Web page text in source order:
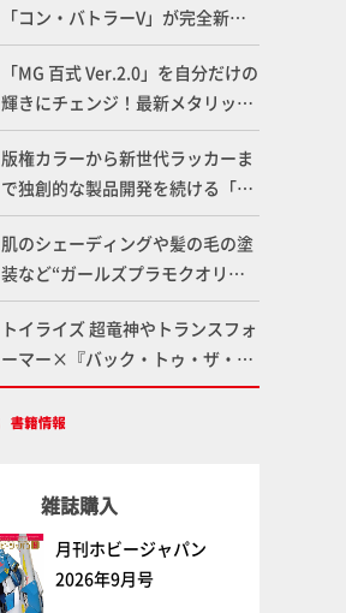
「コン・バトラーV」が完全新規
造形で登場！気になる仕様を試作
品の撮り下ろしでご紹介!!さらに
「大鉄人17」＆「ワンエイト」セ
ット情報もお届け！【超合金の
魂】
「MG 百式 Ver.2.0」を自分だけの
輝きにチェンジ！最新メタリック
塗料を使ってより金属感を増した
仕上がりに!!【試し読み】
版権カラーから新世代ラッカーま
で独創的な製品開発を続ける「ガ
イアノーツ」に塗料開発の裏側と
ラッカー塗料の未来についてイン
タビュー！
肌のシェーディングや髪の毛の塗
装など“ガールズプラモクオリテ
ィアップ術”で仕上げる！カスタ
ム作例「白騎士ソフィエラ」が完
成！【「アルカナディアプラモデ
ルコンテスト」～8月17日（月）
11:59まで応募受付中】
トイライズ 超竜神やトランスフォ
ーマー×『バック・トゥ・ザ・フ
ューチャー』コラボアイテムな
ど、タカラトミーの注目アイテム
雑誌購入
月刊ホビージャパン
2026年9月号